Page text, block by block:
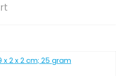
x 2 x 2 cm; 25 gram